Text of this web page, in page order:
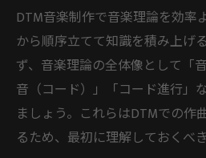
DTM音楽制作で音楽理論を効率
から順序立てて知識を積み上げ
ず、音楽理論の全体像として「
音（コード）」「コード進行」
ましょう。これらはDTMでの作
るため、最初に理解しておくべ